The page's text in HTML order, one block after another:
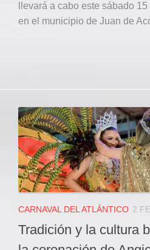
llevará a cabo este sábado
en el municipio de Juan de
CARNAVAL DEL ATLÁNTICO 2
Tradición y la cultura